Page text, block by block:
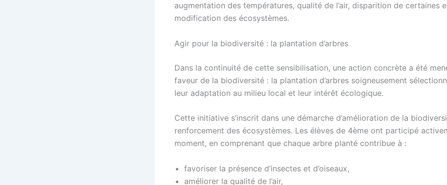
augmentation des températures, qualité de l’air, disparition de certaines
modification des écosystèmes.
Agir pour la biodiversité : la plantation d’arbres
Dans la continuité de cette sensibilisation, une action concrète a été
faveur de la biodiversité : la plantation d’arbres soigneusement
leur adaptation au milieu local et leur intérêt écologique.
Cette initiative s’inscrit dans une démarche d’amélioration de la
renforcement des écosystèmes. Les élèves de 4ème ont participé
moment, en comprenant que chaque arbre planté contribue à :
favoriser la présence d’insectes et d’oiseaux,
améliorer la qualité de l’air,